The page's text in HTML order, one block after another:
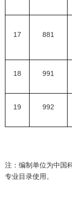
17 881
18 991
19 992
注：编制单位为中国
专业目录使用。